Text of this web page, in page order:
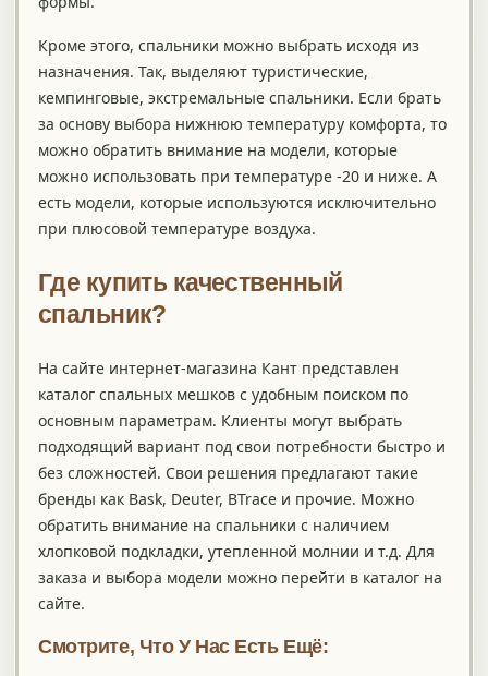
Кроме этого, спальники можно выбрать исходя из
назначения. Так, выделяют туристические,
кемпинговые, экстремальные спальники. Если брать
за основу выбора нижнюю температуру комфорта, то
можно обратить внимание на модели, которые
можно использовать при температуре -20 и ниже. А
есть модели, которые используются исключительно
при плюсовой температуре воздуха.
Где купить качественный
спальник?
На сайте интернет-магазина Кант представлен
каталог спальных мешков с удобным поиском по
основным параметрам. Клиенты могут выбрать
подходящий вариант под свои потребности быстро и
без сложностей. Свои решения предлагают такие
бренды как Bask, Deuter, BTrace и прочие. Можно
обратить внимание на спальники с наличием
хлопковой подкладки, утепленной молнии и т.д. Для
заказа и выбора модели можно перейти в каталог на
сайте.
Смотрите, Что У Нас Есть Ещё: